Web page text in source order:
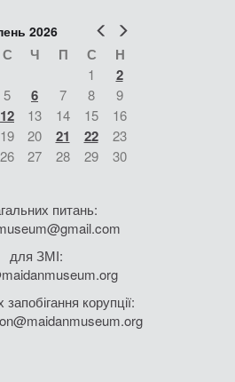
Попер
2026
С Ч П С Н
1 2
5 6 7 8
9
12 13 14 15
16
19 20 21 22
23
26 27 28 29
30
питань:
для ЗМІ:
корупції: